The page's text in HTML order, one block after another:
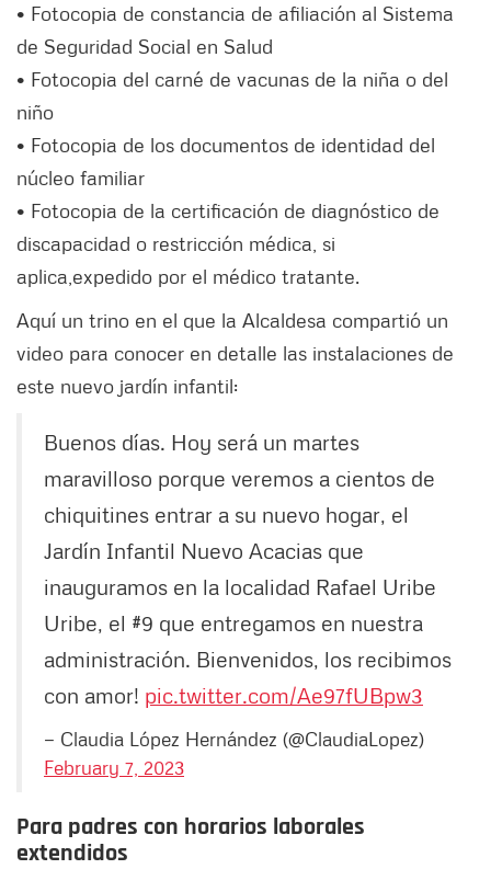
• Fotocopia de constancia de afiliación al Sistema
de Seguridad Social en Salud
• Fotocopia del carné de vacunas de la niña o del
niño
• Fotocopia de los documentos de identidad del
núcleo familiar
• Fotocopia de la certificación de diagnóstico de
discapacidad o restricción médica, si
aplica,expedido por el médico tratante.
Aquí un trino en el que la Alcaldesa compartió un
video para conocer en detalle las instalaciones de
este nuevo jardín infantil:
Buenos días. Hoy será un martes
maravilloso porque veremos a cientos de
chiquitines entrar a su nuevo hogar, el
Jardín Infantil Nuevo Acacias que
inauguramos en la localidad Rafael Uribe
Uribe, el #9 que entregamos en nuestra
administración. Bienvenidos, los recibimos
con amor! pic.twitter.com/Ae97fUBpw3
— Claudia López Hernández (@ClaudiaLopez)
February 7, 2023
Para padres con horarios laborales
extendidos